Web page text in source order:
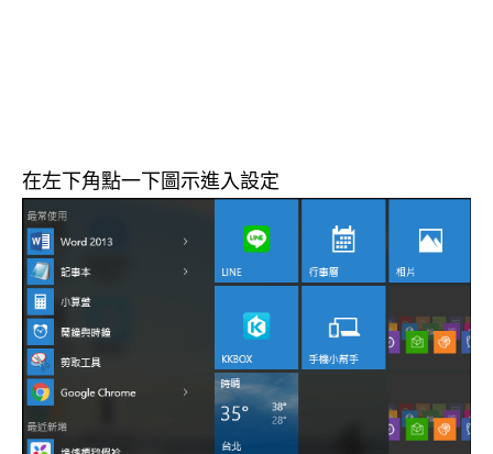
在左下角點一下圖示進入設定